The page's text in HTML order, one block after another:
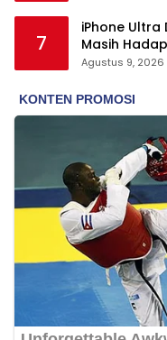
7
iPhone
Masih
Agustus 9, 2026